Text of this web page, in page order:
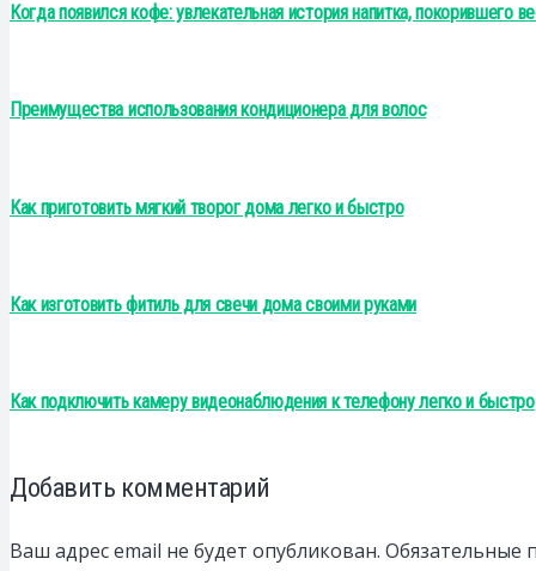
Когда появился кофе: увлекательная история напитка, покорившего
Преимущества использования кондиционера для волос
Как приготовить мягкий творог дома легко и быстро
Как изготовить фитиль для свечи дома своими руками
Как подключить камеру видеонаблюдения к телефону легко и быстро
Добавить комментарий
Ваш адрес email не будет опубликован. Обязательные